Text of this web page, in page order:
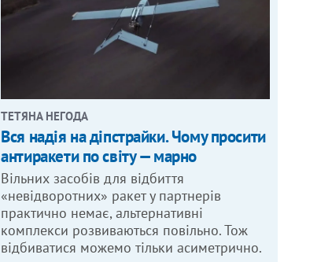
ТЕТЯНА НЕГОДА
Вся надія на діпстрайки. Чому просити
антиракети по світу — марно
Вільних засобів для відбиття
«невідворотних» ракет у партнерів
практично немає, альтернативні
комплекси розвиваються повільно. Тож
відбиватися можемо тільки асиметрично.